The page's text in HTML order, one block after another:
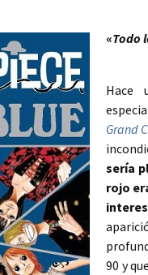
«Todo
Hace
Grand
sería
rojo
90 y